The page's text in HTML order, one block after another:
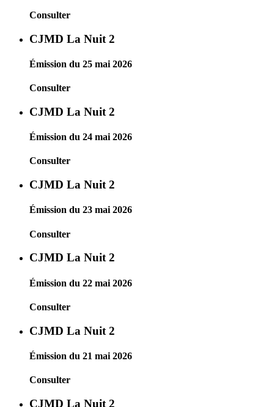
Consulter
CJMD La Nuit 2
Émission du 25 mai 2026
Consulter
CJMD La Nuit 2
Émission du 24 mai 2026
Consulter
CJMD La Nuit 2
Émission du 23 mai 2026
Consulter
CJMD La Nuit 2
Émission du 22 mai 2026
Consulter
CJMD La Nuit 2
Émission du 21 mai 2026
Consulter
CJMD La Nuit 2